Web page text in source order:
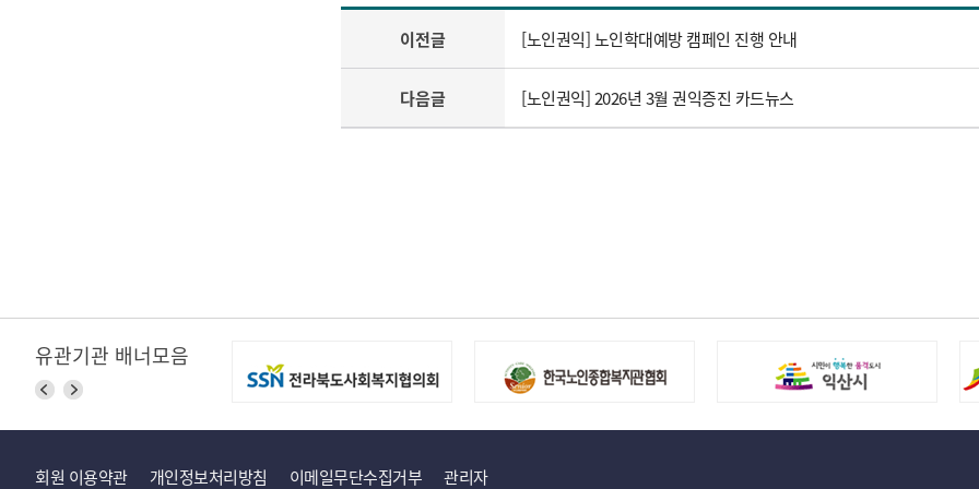
이전글 [노인권익] 노인학대예방 캠페인 진행 안내
다음글 [노인권익] 2026년 3월 권익증진 카드뉴스
유관기관 배너모음
회원 이용약관 개인정보처리방침 이메일무단수집거부 관리자